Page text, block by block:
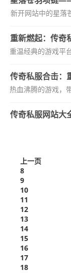
新开网站中的星
重新燃起：传奇
重温经典的游戏平
传奇私服合击：
热血沸腾的游戏，
传奇私服网站大
上一页
8
9
10
11
12
13
14
15
16
17
18